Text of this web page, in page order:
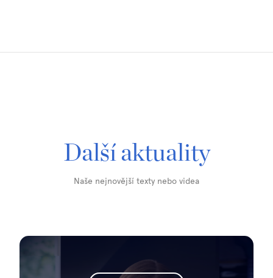
Další aktuality
Naše nejnovější texty nebo videa